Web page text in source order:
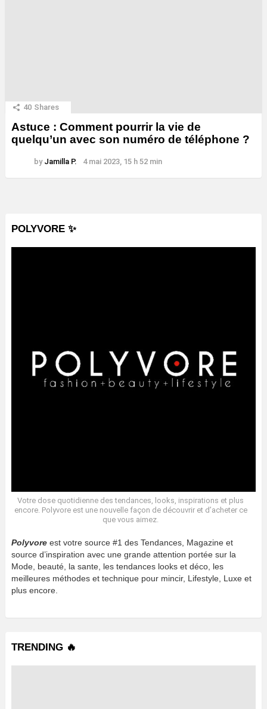
40 Shares
Astuce : Comment pourrir la vie de
quelqu’un avec son numéro de téléphone ?
by Jamilla P. 4 mai 2023, 15 h 52 min
POLYVORE ✨
Votre dose quotidienne des tendances, looks, inspirations et plus
encore. Polyvore est une nouvelle façon de découvrir et d’acheter ce
que vous aimez.
Polyvore est votre source #1 des Tendances, Magazine et
source d’inspiration avec une grande attention portée sur la
Mode, beauté, la sante, les tendances looks et déco, les
meilleures méthodes et technique pour mincir, Lifestyle, Luxe et
plus encore.
TRENDING 🔥